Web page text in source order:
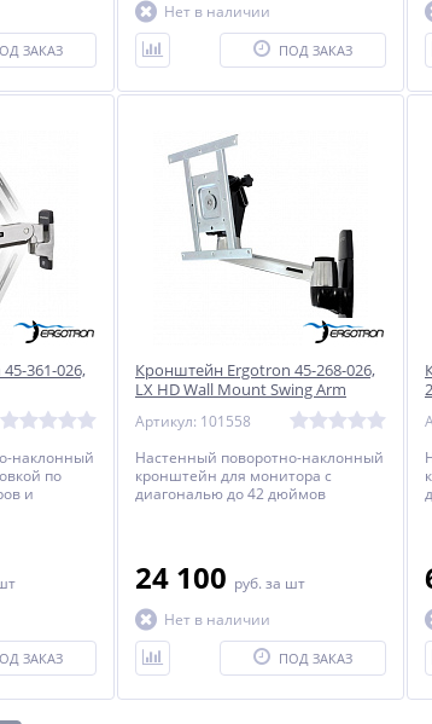
ЗАКАЗ
Нет в наличии
ПОД ЗАКАЗ
361-026,
наклонный
по
и
ЗАКАЗ
Кронштейн Ergotron 45-268-026,
LX HD Wall Mount Swing Arm
Артикул: 101558
Настенный поворотно-наклонный
кронштейн для монитора с
диагональю до 42 дюймов
24 100 руб. за шт
Нет в наличии
ПОД ЗАКАЗ